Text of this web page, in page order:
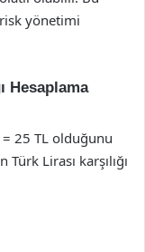
yönetimi
Hesaplama
25 TL olduğunu
Lirası karşılığı